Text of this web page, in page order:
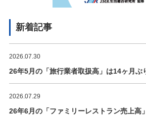
新着記事
2026.07.30
26年5月の「旅行業者取扱高」は14ヶ月ぶ
2026.07.29
26年6月の「ファミリーレストラン売上高